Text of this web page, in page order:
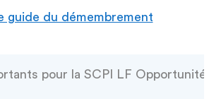
guide du démembrement
pour la SCPI LF Opportunité